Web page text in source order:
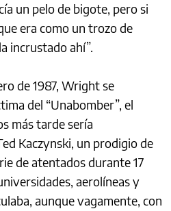
un pelo de bigote, pero si
era como un trozo de
incrustado ahí”.
de 1987, Wright se
del “Unabomber”, el
más tarde sería
Kaczynski, un prodigio de
de atentados durante 17
aerolíneas y
aunque vagamente, con